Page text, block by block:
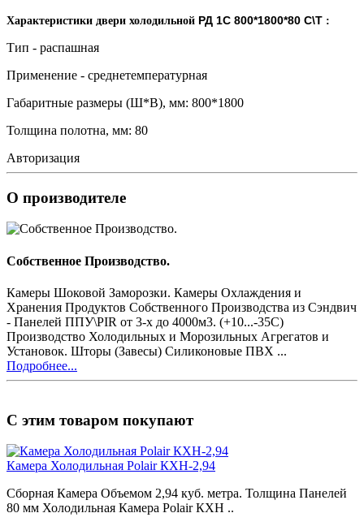
Характеристики двери холодильной РД 1С 800*1800*80 С\Т :
Тип - распашная
Применение - среднетемпературная
Габаритные размеры (Ш*В), мм: 800*1800
Толщина полотна, мм: 80
Авторизация
О производителе
Собственное Производство.
Камеры Шоковой Заморозки. Камеры Охлаждения и
Хранения Продуктов Собственного Производства из Сэндвич
- Панелей ППУ\PIR от 3-х до 4000м3. (+10...-35С)
Производство Холодильных и Морозильных Агрегатов и
Установок. Шторы (Завесы) Силиконовые ПВХ ...
Подробнее...
С этим товаром покупают
Камера Холодильная Polair КХН-2,94
Сборная Камера Объемом 2,94 куб. метра. Толщина Панелей
80 мм Холодильная Камера Polair КХН ..